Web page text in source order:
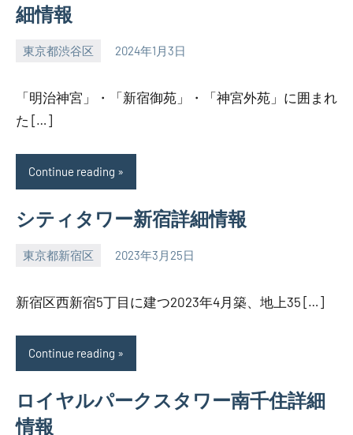
細情報
東京都渋谷区 2024年1月3日
SEZIMO
「明治神宮」・「新宿御苑」・「神宮外苑」に囲まれ
た […]
Continue reading
シティタワー新宿詳細情報
東京都新宿区 2023年3月25日
SEZIMO
新宿区西新宿5丁目に建つ2023年4月築、地上35 […]
Continue reading
ロイヤルパークスタワー南千住詳細
情報